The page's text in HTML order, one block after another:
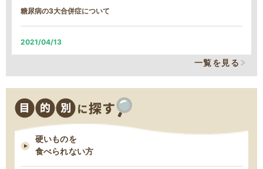
2025/12/09
2025/11/18
11/18 臨時休業のお知らせ
糖尿病の3大合併症について
2021/04/13
2021/03/29
減塩表示の落とし穴！その表示、本当に減塩？
2021/03/24
脂質制限中にお勧め！低脂肪・高タンパクな“魚”６つ
一覧を見る
硬いものを
食べられない方